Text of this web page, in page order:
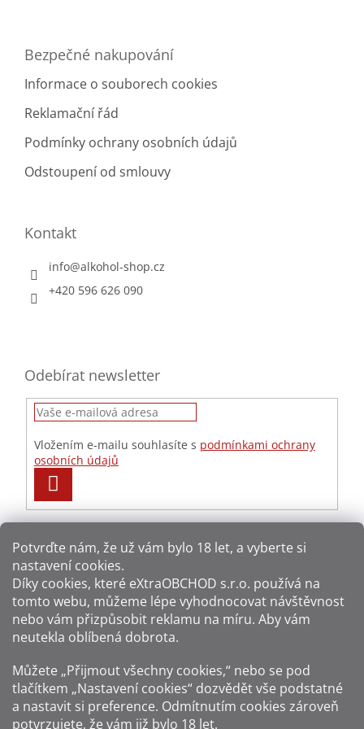
Potvrďte nám​​, že už vám bylo 18 let, a vyberte si
nastavení cookies.
Díky cookies, které eXtraOBCHOD s.r.o. používá na
tomto webu, můžeme lépe vyhodnocovat návštěvnost
nebo vám přizpůsobit reklamu na míru. Aby vám
neutekla oblíbená dobrota.
Můžete „Přijmout všechny cookies,“ nebo se pod
tlačítkem „Nastavení cookies“ dozvědět vše podstatné
a nastavit si preference. Odmítnutím cookies zároveň
potvrzujete, že vám již bylo 18 let.
Bezpečné nakupování
Informace o souborech cookies
Reklamační řád
Podmínky ochrany osobních údajů
Odstoupení od smlouvy
Kontakt
info@alkohol-shop.cz
+420 596 626 090
Odebírat newsletter
Vložením e-mailu souhlasíte s podmínkami ochrany
osobních údajů
SE
Způsoby dopravy: